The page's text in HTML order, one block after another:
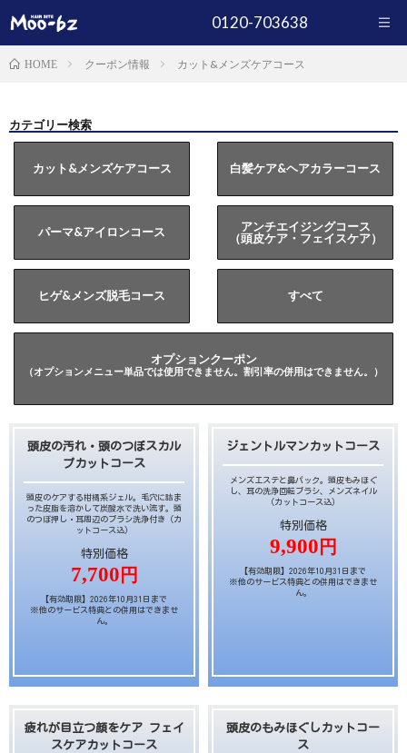
0120-703638
HOME クーポン情報 カット&メンズケアコース
カテゴリー検索
カット&メンズケアコース 白髪ケア&ヘアカラーコース
パーマ&アイロンコース
アンチエイジングコース
（頭皮ケア・フェイスケア）
ヒゲ&メンズ脱毛コース すべて
オプションクーポン
（オプションメニュー単品では使用できません。割引率の併用はできません。）
頭皮の汚れ・頭のつぼスカル
プカットコース
頭皮のケアする柑橘系ジェル。毛穴に詰ま
った皮脂を溶かして炭酸水で洗い流す。頭
のつぼ押し・耳周辺のブラシ洗浄付き（カ
ットコース込）
特別価格
7,700 円
【有効期限】2026年10月31日まで
※他のサービス特典との併用はできませ
ん。
ジェントルマンカットコース
メンズエステと鼻パック。頭皮もみほぐ
し、耳の洗浄回転ブラシ、メンズネイル
（カットコース込）
特別価格
9,900 円
【有効期限】2026年10月31日まで
※他のサービス特典との併用はできませ
ん。
疲れが目立つ顔をケア フェイ
スケアカットコース
頭皮のもみほぐしカットコー
ス